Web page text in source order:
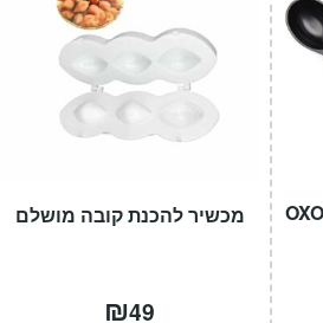
מכשיר להכנת קובה מושלם
₪49